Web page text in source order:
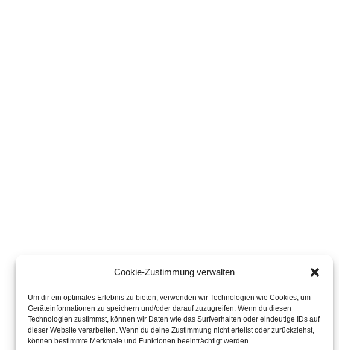
Cookie-Zustimmung verwalten
Um dir ein optimales Erlebnis zu bieten, verwenden wir Technologien wie Cookies, um
Geräteinformationen zu speichern und/oder darauf zuzugreifen. Wenn du diesen
Technologien zustimmst, können wir Daten wie das Surfverhalten oder eindeutige IDs auf
dieser Website verarbeiten. Wenn du deine Zustimmung nicht erteilst oder zurückziehst,
können bestimmte Merkmale und Funktionen beeinträchtigt werden.